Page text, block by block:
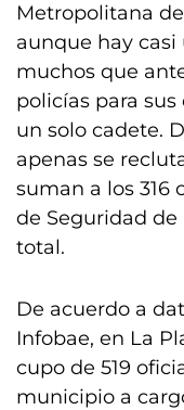
Metropolitana de
aunque hay
muchos que
policías para
un solo cadete.
apenas se
suman a los 316
de Seguridad de
total.
De acuerdo a
Infobae, en La
cupo de 519
municipio a